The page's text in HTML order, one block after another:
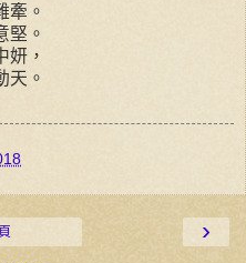
牽。
堅。
妍，
天。
›